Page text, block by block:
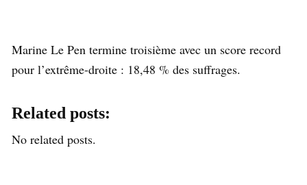
Marine Le Pen termine troisième avec un score record
pour l’extrême-droite : 18,48 % des suffrages.
Related posts:
No related posts.